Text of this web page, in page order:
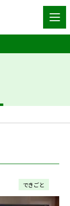
できごと